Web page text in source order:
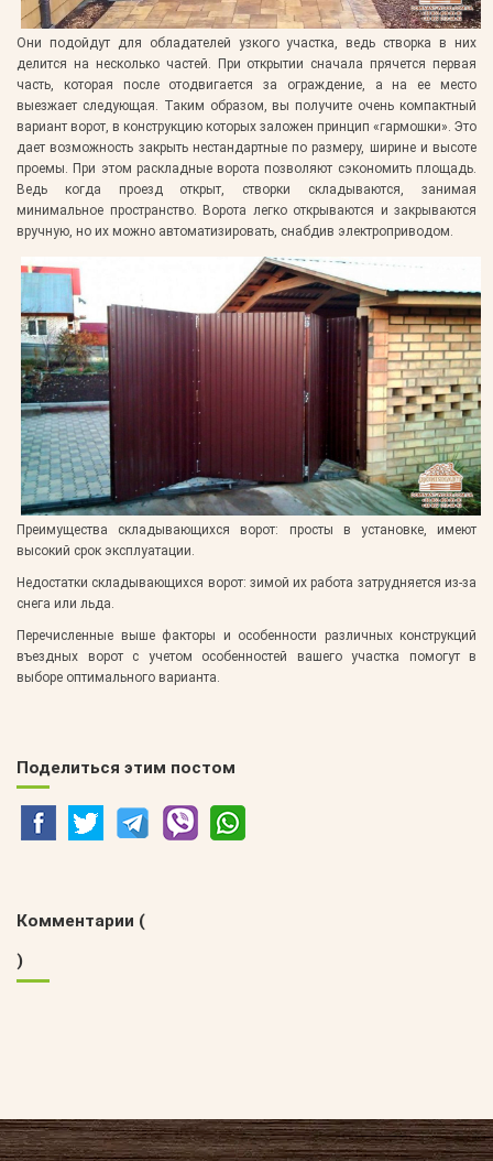
Они подойдут для обладателей узкого участка, ведь створка в них
делится на несколько частей. При открытии сначала прячется первая
часть, которая после отодвигается за ограждение, а на ее место
выезжает следующая. Таким образом, вы получите очень компактный
вариант ворот, в конструкцию которых заложен принцип «гармошки». Это
дает возможность закрыть нестандартные по размеру, ширине и высоте
проемы. При этом раскладные ворота позволяют сэкономить площадь.
Ведь когда проезд открыт, створки складываются, занимая
минимальное пространство. Ворота легко открываются и закрываются
вручную, но их можно автоматизировать, снабдив электроприводом.
Преимущества складывающихся ворот: просты в установке, имеют
высокий срок эксплуатации.
Недостатки складывающихся ворот: зимой их работа затрудняется из-за
снега или льда.
Перечисленные выше факторы и особенности различных конструкций
въездных ворот с учетом особенностей вашего участка помогут в
выборе оптимального варианта.
Поделиться этим постом
Комментарии (
)